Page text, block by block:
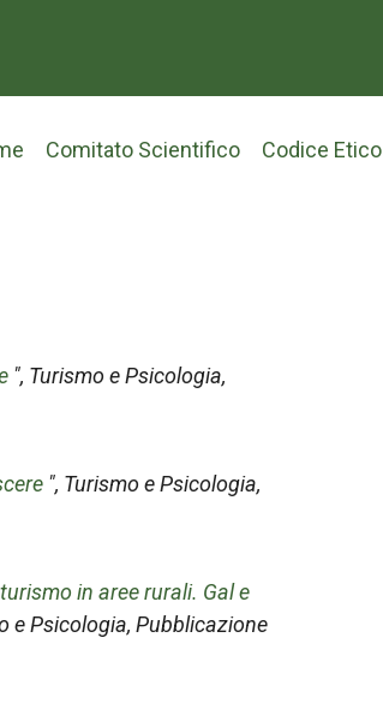
Comitato Scientifico Codice Etico
", Turismo e Psicologia,
", Turismo e Psicologia,
in aree rurali. Gal e
e Psicologia, Pubblicazione